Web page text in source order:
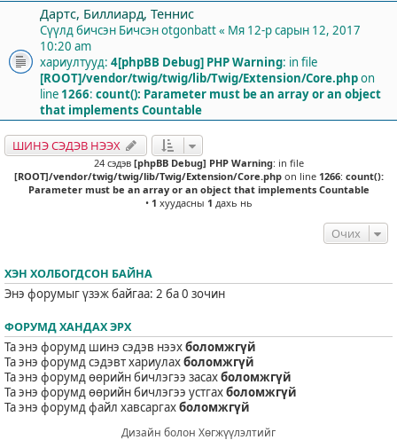
Дартс, Биллиард, Теннис
Сүүлд бичсэн Бичсэнotgonbatt« Мя 12-р сарын 12, 2017
10:20 am
хариултууд: 4[phpBB Debug] PHP Warning: in file
[ROOT]/vendor/twig/twig/lib/Twig/Extension/Core.phpon
line 1266: count(): Parameter must be an array or an object
that implements Countable
ШИНЭ СЭДЭВ НЭЭХ
24 сэдэв [phpBB Debug] PHP Warning: in file
[ROOT]/vendor/twig/twig/lib/Twig/Extension/Core.phpon line 1266: count():
Parameter must be an array or an object that implements Countable
• 1 хуудасны 1 дахь нь
Очих
ХЭН ХОЛБОГДСОН БАЙНА
Энэ форумыг үзэж байгаа: 2 ба 0 зочин
ФОРУМД ХАНДАХ ЭРХ
Та энэ форумд шинэ сэдэв нээхболомжгүй
Та энэ форумд сэдэвт хариулахболомжгүй
Та энэ форумд өөрийн бичлэгээ засахболомжгүй
Та энэ форумд өөрийн бичлэгээ устгахболомжгүй
Та энэ форумд файл хавсаргахболомжгүй
Дизайн болон Хөгжүүлэлтийг